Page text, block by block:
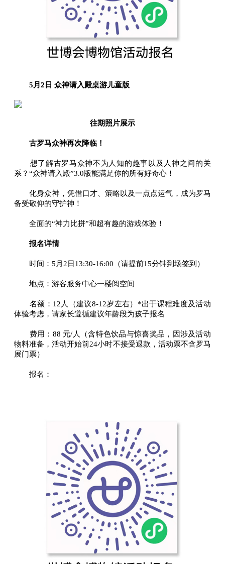
5月2日 众神请入殿桌游儿童版
往期照片展示
古罗马众神再次降临！
想了解古罗马众神不为人知的趣事以及人神之间的关
系？“众神请入殿”3.0版能满足你的所有好奇心！
化身众神，凭借口才、策略以及一点点运气，成为罗马
备受敬仰的守护神！
全面的“神力比拼”和超有趣的游戏体验！
报名详情
时间：5月2日13:30-16:00（请提前15分钟到场签到）
地点：游客服务中心一楼阅空间
名额：12人（建议8-12岁左右）*出于课程难度及活动
体验考虑，请家长遵循建议年龄段为孩子报名
费用：88 元/人（含特色饮品与惊喜奖品，因涉及活动
物料准备，活动开始前24小时不接受退款，活动票不含罗马
展门票）
报名：